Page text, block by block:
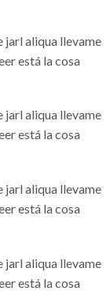
jarl aliqua llevame
está la cosa
jarl aliqua llevame
está la cosa
jarl aliqua llevame
está la cosa
jarl aliqua llevame
está la cosa